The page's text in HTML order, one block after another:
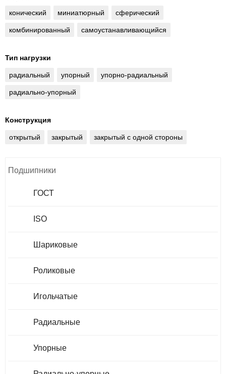
конический миниатюрный сферический
комбинированный самоустанавливающийся
Тип нагрузки
радиальный упорный упорно-радиальный
радиально-упорный
Конструкция
открытый закрытый закрытый с одной стороны
Подшипники
ГОСТ
ISO
Шариковые
Роликовые
Игольчатые
Радиальные
Упорные